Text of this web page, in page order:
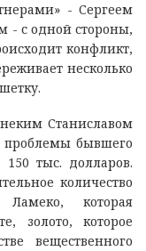
- Сергеем
с одной стороны,
конфликт,
несколько
Станиславом
проблемы бывшего
тыс. долларов.
количество
Ламеко, которая
золото, которое
вещественного